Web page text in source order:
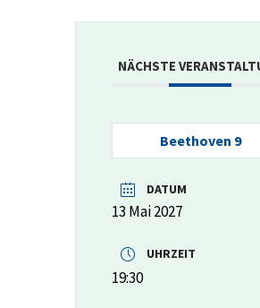
NÄCHSTE
Beethoven 9
DATUM
13 Mai 2027
UHRZEIT
19:30